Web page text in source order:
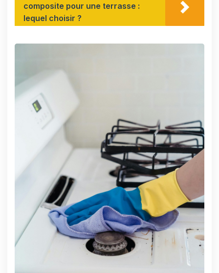
composite pour une terrasse :
lequel choisir ?